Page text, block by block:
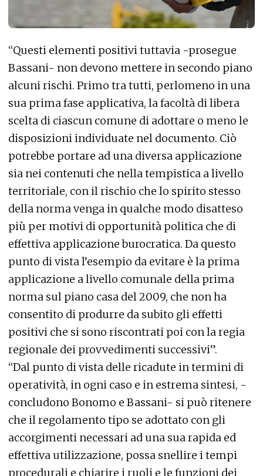
“Questi elementi positivi tuttavia -prosegue
Bassani- non devono mettere in secondo piano
alcuni rischi. Primo tra tutti, perlomeno in una
sua prima fase applicativa, la facoltà di libera
scelta di ciascun comune di adottare o meno le
disposizioni individuate nel documento. Ciò
potrebbe portare ad una diversa applicazione
sia nei contenuti che nella tempistica a livello
territoriale, con il rischio che lo spirito stesso
della norma venga in qualche modo disatteso
più per motivi di opportunità politica che di
effettiva applicazione burocratica. Da questo
punto di vista l’esempio da evitare è la prima
applicazione a livello comunale della prima
norma sul piano casa del 2009, che non ha
consentito di produrre da subito gli effetti
positivi che si sono riscontrati poi con la regia
regionale dei provvedimenti successivi”.
“Dal punto di vista delle ricadute in termini di
operatività, in ogni caso e in estrema sintesi, -
concludono Bonomo e Bassani- si può ritenere
che il regolamento tipo se adottato con gli
accorgimenti necessari ad una sua rapida ed
effettiva utilizzazione, possa snellire i tempi
procedurali e chiarire i ruoli e le funzioni dei